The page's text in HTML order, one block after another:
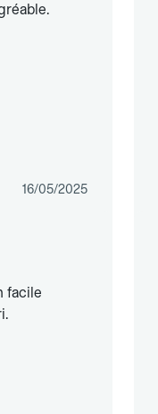
16/05/2025
facile